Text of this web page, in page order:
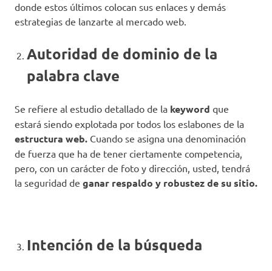
donde estos últimos colocan sus enlaces y demás
estrategias de lanzarte al mercado web.
Autoridad de dominio de la
palabra clave
Se refiere al estudio detallado de la keyword que
estará siendo explotada por todos los eslabones de la
estructura web. Cuando se asigna una denominación
de fuerza que ha de tener ciertamente competencia,
pero, con un carácter de foto y dirección, usted, tendrá
la seguridad de ganar respaldo y robustez de su sitio.
Intención de la búsqueda